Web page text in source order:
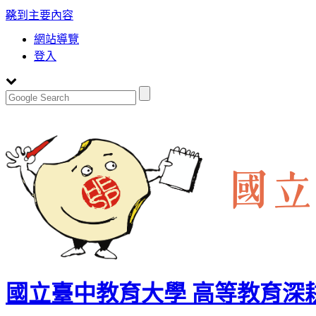
跳到主要內容
:::
網站導覽
登入
國立臺中教育大學 高等教育深